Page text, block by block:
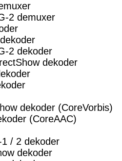
2 demuxer
2 dekoder
dekoder
dekoder (CoreVorbis)
(CoreAAC)
/ 2 dekoder
dekoder